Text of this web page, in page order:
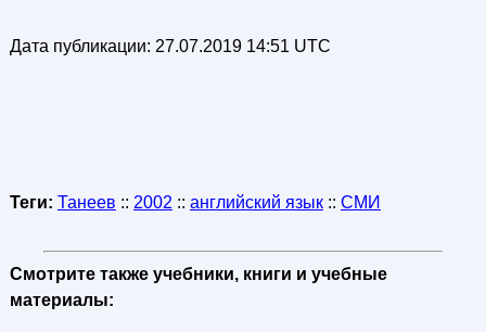
Дата публикации: 27.07.2019 14:51 UTC
Теги: Танеев :: 2002 :: английский язык:: СМИ
Смотрите также учебники, книги и учебные
материалы: